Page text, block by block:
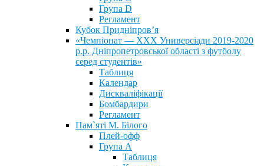
Група D
Регламент
Кубок Придніпров’я
«Чемпіонат — ХХХ Универсіади 2019-2020
р.р. Дніпропетровської області з футболу
серед студентів»
Таблиця
Календар
Дискваліфікації
Бомбардири
Регламент
Пам`яті М. Білого
Плей-офф
Група А
Таблиця